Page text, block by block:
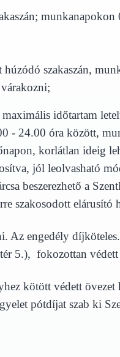
szakaszán,
időtartam
- 24.00 óra között,
korlátlan ideig
jól leolvasható
beszerezhető a
szakosodott elárusító
Az engedély díjköteles.
5.), fokozottan védett
kötött védett övezet
pótdíjat szab ki